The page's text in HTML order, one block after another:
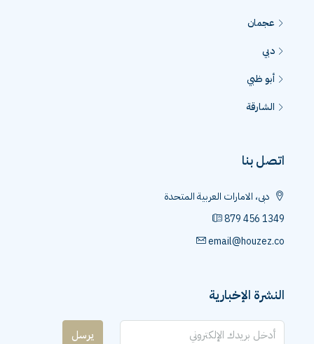
عجمان
دبي
أبو ظبي
الشارقة
اتصل بنا
دبى، الامارات العربية المتحدة
879 456 1349
email@houzez.co
النشرة الإخبارية
يرسل